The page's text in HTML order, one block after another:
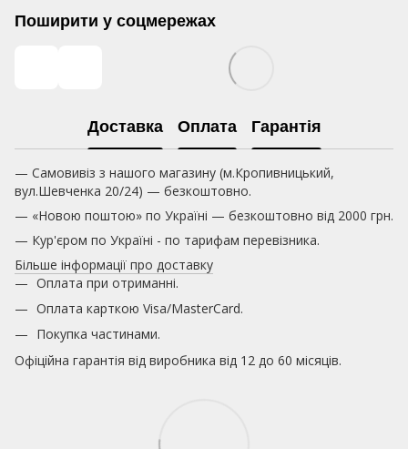
Поширити у соцмережах
Доставка Оплата Гарантія
— Самовивіз з нашого магазину (м.Кропивницький,
вул.Шевченка 20/24) — безкоштовно.
— «Новою поштою» по Україні — безкоштовно від 2000 грн.
— Кур'єром по Україні - по тарифам перевізника.
Більше інформації про доставку
Оплата при отриманні.
Оплата карткою Visa/MasterCard.
Покупка частинами.
Офіційна гарантія від виробника від 12 до 60 місяців.